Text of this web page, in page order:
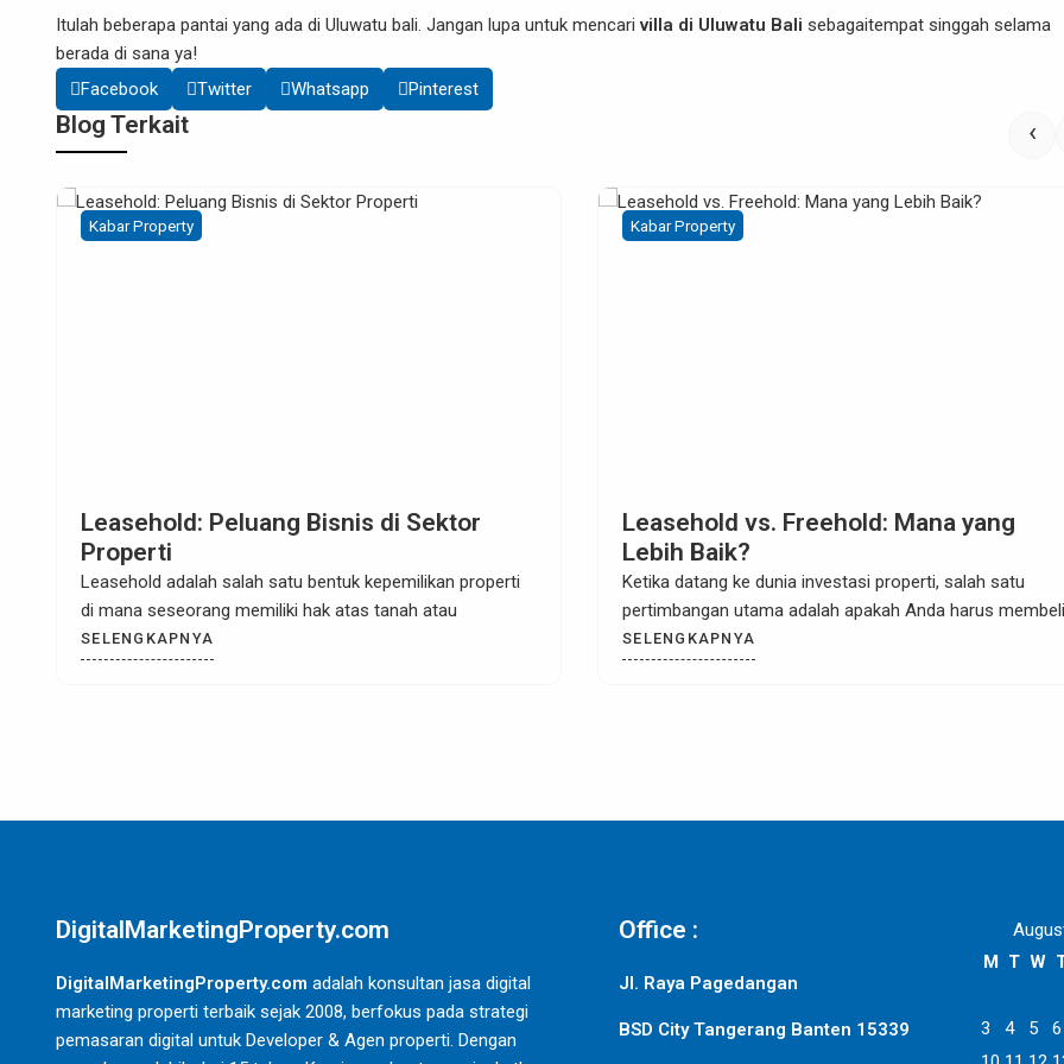
Itulah beberapa pantai yang ada di Uluwatu bali. Jangan lupa untuk mencari villa di Uluwatu Bali sebagaitempat singgah selama
berada di sana ya!
Facebook
Twitter Whatsapp Pinterest
Blog Terkait
Bisnis di Sektor
satu bentuk kepemilikan properti
hak atas tanah atau
Leasehold vs. Freehold: Mana yang
Ketika datang ke dunia investasi properti, salah satu
pertimbangan utama adalah apakah Anda harus membeli
Investasi
Ketika kita
yang pasti,
‹
DigitalMarketingProperty.com
DigitalMarketingProperty.com adalah konsultan jasa digital
marketing properti terbaik sejak 2008, berfokus pada strategi
pemasaran digital untuk Developer & Agen properti. Dengan
Office :
Jl. Raya Pagedangan
BSD City Tangerang Banten 15339
M T W
3
4 5 6